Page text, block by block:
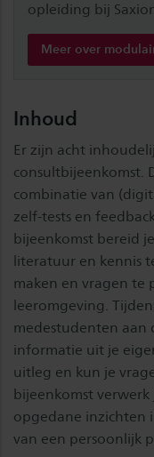
opleiding bij
Meer over
Inhoud
Er zijn acht
consultbijeenkomst.
combinatie van
zelf-tests en
bijeenkomst bereid
literatuur en kennis
maken en vragen te
leeromgeving.
medestudenten aan
informatie uit je
uitleg en kun je
bijeenkomst
opgedane inzichten
van een persoonlijk